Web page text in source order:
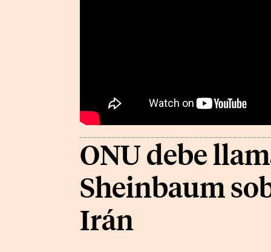
ONU debe
Sheinbaum
Irán